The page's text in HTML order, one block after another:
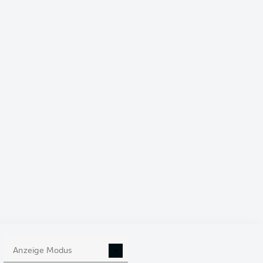
Anzeige Modus
spielende Nati
© ODD ANDERSEN